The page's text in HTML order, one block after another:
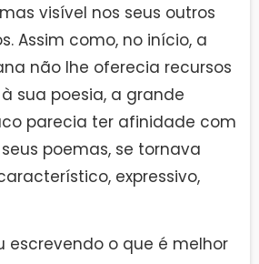
visível nos seus outros
Assim como, no início, a
não lhe oferecia recursos
sua poesia, a grande
parecia ter afinidade com
poemas, se tornava
expressivo,
escrevendo o que é melhor